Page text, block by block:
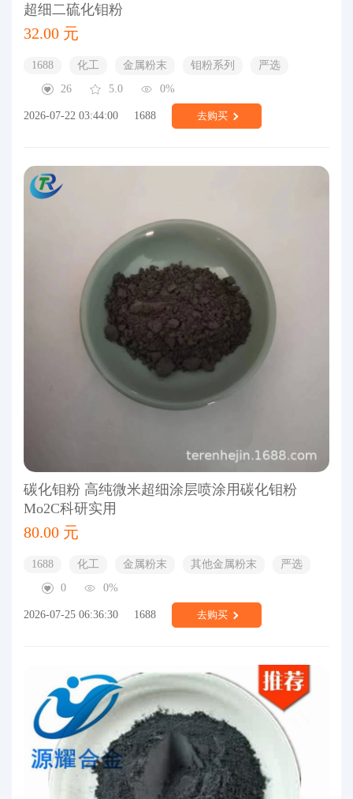
超细二硫化钼粉
32.00 元
1688 化工 金属粉末 钼粉系列
严选
26
5.0 0%
2026-07-22 03:44:00 1688 去购买
碳化钼粉 高纯微米超细涂层喷涂用碳化钼粉
Mo2C科研实用
80.00 元
1688 化工 金属粉末 其他金属粉末
严选
0
0%
2026-07-25 06:36:30 1688 去购买